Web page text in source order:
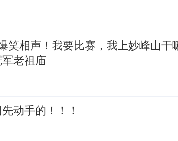
笑相声！我要比赛，我上妙峰山干
老祖庙
动手的！！！